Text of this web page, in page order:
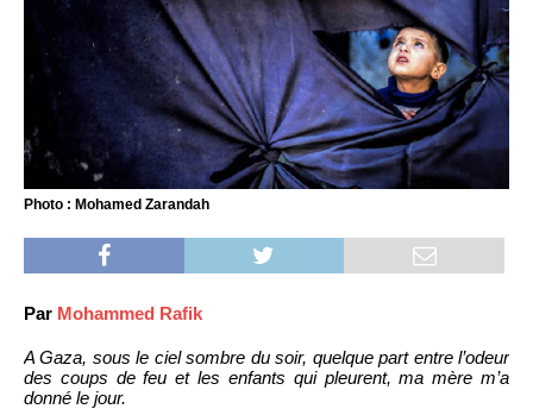
Photo : Mohamed Zarandah
Par Mohammed Rafik
A Gaza, sous le ciel sombre du soir, quelque part entre l’odeur
des coups de feu et les enfants qui pleurent, ma mère m’a
donné le jour.